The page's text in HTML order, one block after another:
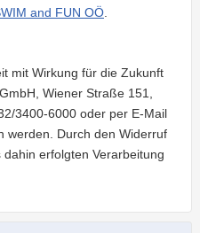
and FUN OÖ
mit Wirkung für die Zukunft
Wiener Straße 151,
3400-6000 oder per E-Mail
werden. Durch den Widerruf
erfolgten Verarbeitung